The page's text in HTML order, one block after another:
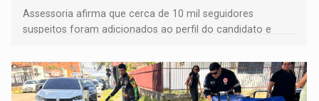
Assessoria afirma que cerca de 10 mil seguidores
suspeitos foram adicionados ao perfil do candidato e
remover as contas